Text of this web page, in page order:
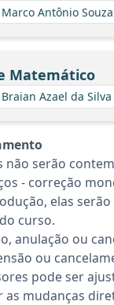
Marco Antônio
Matemático
Braian Azael da Silva
serão
- correção
elas
curso.
anulação ou
ou
pode ser
mudanças